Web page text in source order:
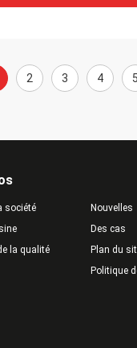
2 3 4 5
société
la qualité
Nouvelles
Des cas
Plan du
Politique